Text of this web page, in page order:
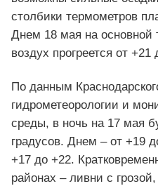
столбики термометров
Днем 18 мая на основной
воздух прогреется от +21
По данным
гидрометеорологии и
среды, в ночь на 17 мая
градусов. Днем – от +19
+17 до +22.
районах – ливни с